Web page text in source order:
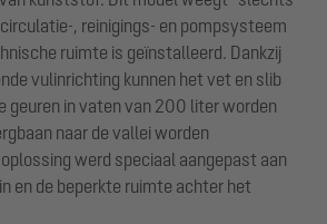
, reinigings- en pompsysteem
ruimte is geïnstalleerd. Dankzij
vulinrichting kunnen het vet en slib
geuren in vaten van 200 liter worden
naar de vallei worden
werd speciaal aangepast aan
en de beperkte ruimte achter het